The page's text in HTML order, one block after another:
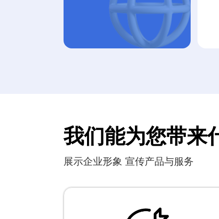
我们能为您带来
展示企业形象 宣传产品与服务